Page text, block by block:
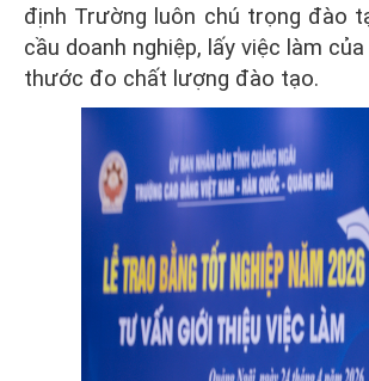
định Trường luôn chú trọng đào
cầu doanh nghiệp, lấy việc làm
thước đo chất lượng đào tạo.